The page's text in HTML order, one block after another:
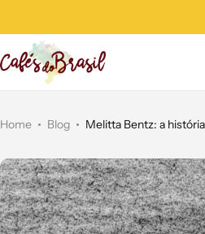
Home Blog Melitta Bentz: a